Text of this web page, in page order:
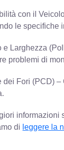
con il
le specifiche
e Larghezza
problemi di
dei Fori (PCD)
informazioni
di leggere la